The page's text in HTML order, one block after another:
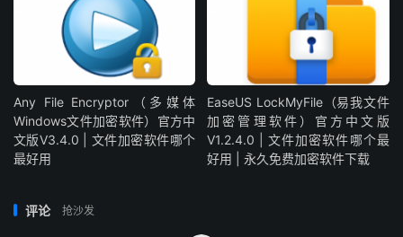
Any File Encryptor（多媒体
Windows文件加密软件）官方中
文版V3.4.0 | 文件加密软件哪个
最好用
EaseUS LockMyFile（易我文件
加密管理软件）官方中文版
V1.2.4.0 | 文件加密软件哪个最
好用 | 永久免费加密软件下载
评论 抢沙发